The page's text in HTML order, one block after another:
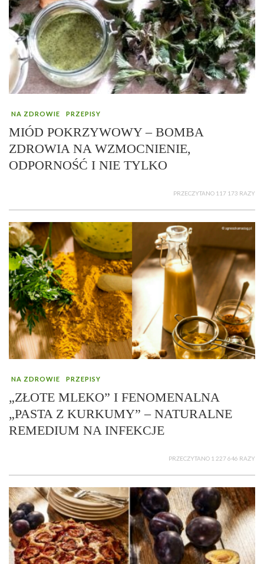
NA ZDROWIE PRZEPISY
MIÓD POKRZYWOWY – BOMBA
ZDROWIA NA WZMOCNIENIE,
ODPORNOŚĆ I NIE TYLKO
PRZECZYTANO 117 173 RAZY
NA ZDROWIE PRZEPISY
„ZŁOTE MLEKO” I FENOMENALNA
„PASTA Z KURKUMY” – NATURALNE
REMEDIUM NA INFEKCJE
PRZECZYTANO 1 227 646 RAZY